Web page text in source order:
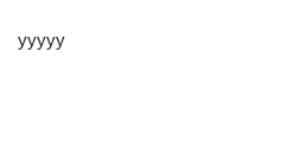
yyyyy